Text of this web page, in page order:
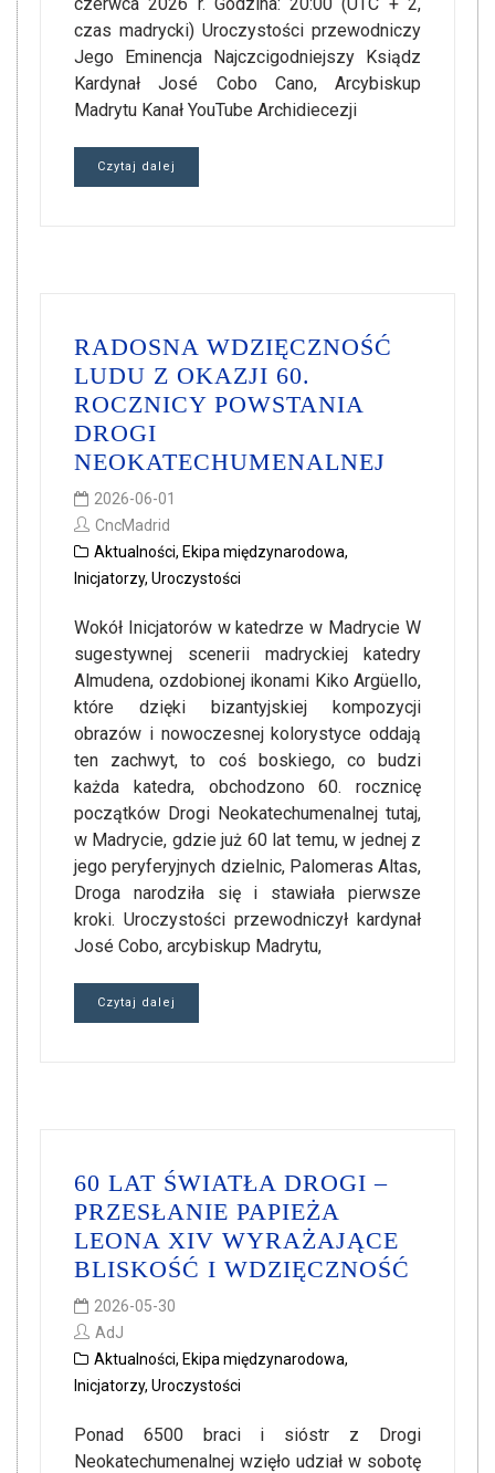
czas madrycki) Uroczystości przewodniczy
Jego Eminencja Najczcigodniejszy Ksiądz
Kardynał José Cobo Cano, Arcybiskup
Madrytu Kanał YouTube Archidiecezji
Czytaj dalej
RADOSNA WDZIĘCZNOŚĆ
LUDU Z OKAZJI 60.
ROCZNICY POWSTANIA
DROGI
NEOKATECHUMENALNEJ
2026-06-01
CncMadrid
Aktualności, Ekipa międzynarodowa,
Inicjatorzy, Uroczystości
Wokół Inicjatorów w katedrze w Madrycie W
sugestywnej scenerii madryckiej katedry
Almudena, ozdobionej ikonami Kiko Argüello,
które dzięki bizantyjskiej kompozycji
obrazów i nowoczesnej kolorystyce oddają
ten zachwyt, to coś boskiego, co budzi
każda katedra, obchodzono 60. rocznicę
początków Drogi Neokatechumenalnej tutaj,
w Madrycie, gdzie już 60 lat temu, w jednej z
jego peryferyjnych dzielnic, Palomeras Altas,
Droga narodziła się i stawiała pierwsze
kroki. Uroczystości przewodniczył kardynał
José Cobo, arcybiskup Madrytu,
Czytaj dalej
60 LAT ŚWIATŁA DROGI –
PRZESŁANIE PAPIEŻA
LEONA XIV WYRAŻAJĄCE
BLISKOŚĆ I WDZIĘCZNOŚĆ
2026-05-30
AdJ
Aktualności, Ekipa międzynarodowa,
Inicjatorzy, Uroczystości
Ponad 6500 braci i sióstr z Drogi
Neokatechumenalnej wzięło udział w sobotę